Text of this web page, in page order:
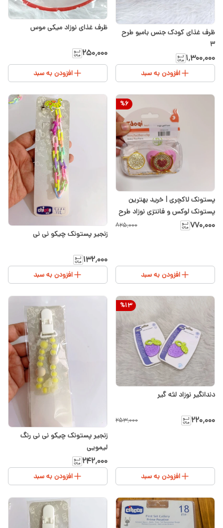
ظرف غذای کودک جنس بامبو طرح
۳
۱٬۳۰۰٬۰۰۰
افزودن به سبد
ظرف غذای نوزاد میکی موس
۲۵۰٬۰۰۰
افزودن به سبد
%6
پستونک لاکچری | خرید بهترین
پستونک لوکس و فانتزی نوزاد طرح
قلبی صورتی
۷۷۰٬۰۰۰ ۸۲۵٬۰۰۰
افزودن به سبد
زنجیر پستونک چیکو نی نی
۱۳۲٬۰۰۰
افزودن به سبد
%13
دندانگیر نوزاد لثه گیر
۲۲۰٬۰۰۰ ۲۵۳٬۰۰۰
افزودن به سبد
زنجیر پستونک چیکو نی نی رنگ
لیمویی
۲۴۲٬۰۰۰
افزودن به سبد